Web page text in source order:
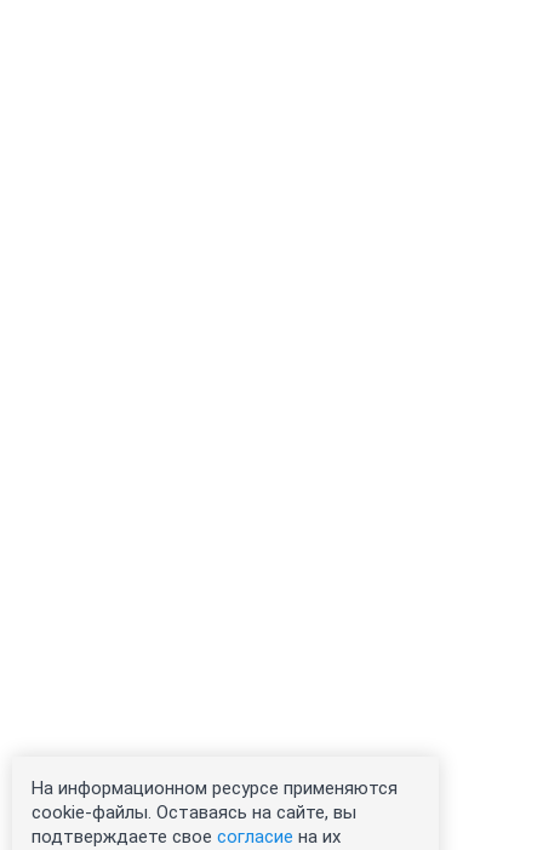
На информационном ресурсе применяются
cookie-файлы. Оставаясь на сайте, вы
подтверждаете свое согласие на их